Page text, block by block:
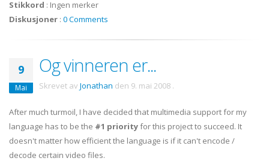
Stikkord : Ingen merker
Diskusjoner : 0 Comments
9
Mai
Og vinneren er...
Skrevet av Jonathan den 9. mai 2008 .
After much turmoil, I have decided that multimedia support for my
language has to be the #1 priorityfor this project to succeed. It
doesn't matter how efficient the language is if it can't encode /
decode certain video files.